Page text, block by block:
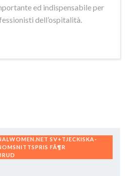
ed indispensabile per
dell’ospitalità.
SV+TJECKISKA-
FÃ¶R